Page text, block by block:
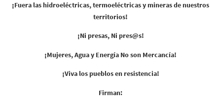
¡Fuera las hidroeléctricas, termoeléctricas y mineras de nuestros
territorios!
¡Ni presas, Ni pres@s!
¡Mujeres, Agua y Energía No son Mercancía!
¡Viva los pueblos en resistencia!
Firman: